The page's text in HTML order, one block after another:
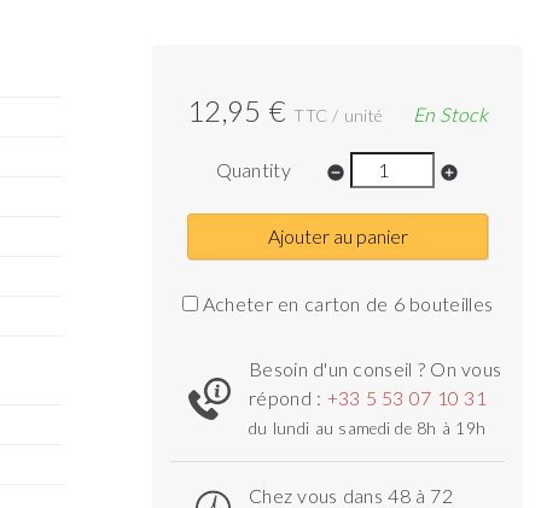
12,95 € TTC / unité En Stock
Quantity remove_circle add_circle
Ajouter au panier
Acheter en carton de 6 bouteilles
Besoin d'un conseil ? On vous
répond : +33 5 53 07 10 31
du lundi au samedi de 8h à 19h
Chez vous dans 48 à 72